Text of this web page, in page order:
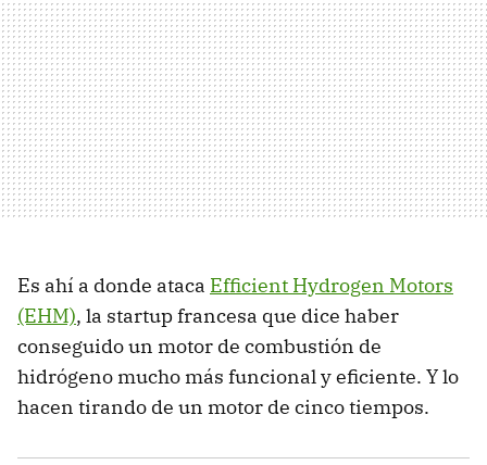
Es ahí a donde ataca Efficient Hydrogen Motors
(EHM), la startup francesa que dice haber
conseguido un motor de combustión de
hidrógeno mucho más funcional y eficiente. Y lo
hacen tirando de un motor de cinco tiempos.